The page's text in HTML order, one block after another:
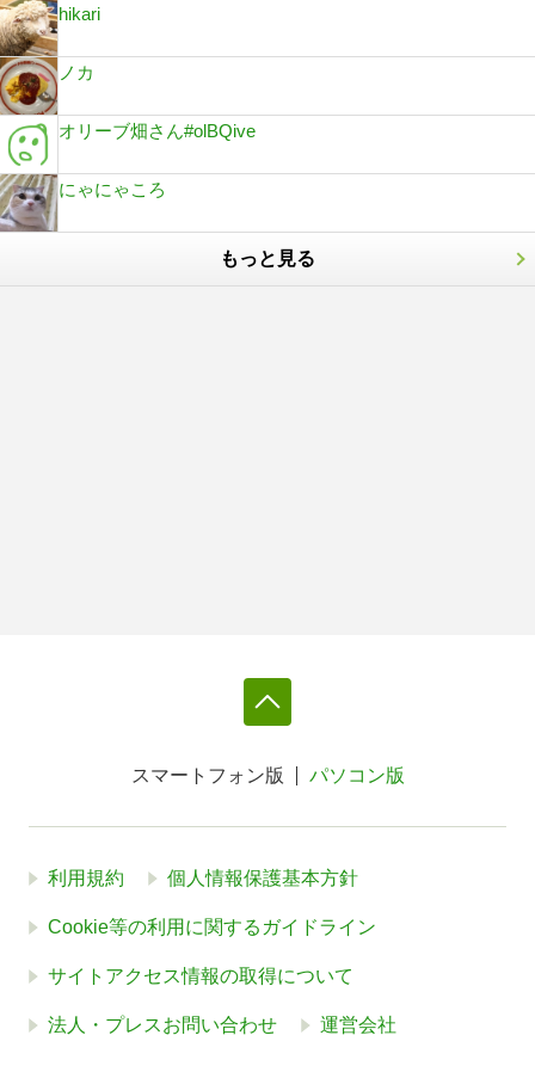
hikari
ノカ
オリーブ畑さん#olBQive
にゃにゃころ
もっと見る
スマートフォン版 パソコン版
利用規約 個人情報保護基本方針
Cookie等の利用に関するガイドライン
サイトアクセス情報の取得について
法人・プレスお問い合わせ 運営会社